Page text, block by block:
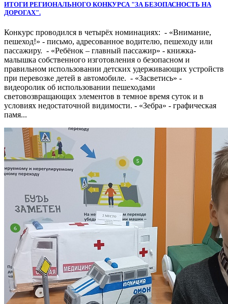
ИТОГИ РЕГИОНАЛЬНОГО КОНКУРСА "ЗА БЕЗОПАСНОСТЬ НА
ДОРОГАХ".
Конкурс проводился в четырёх номинациях: - «Внимание,
пешеход!» - письмо, адресованное водителю, пешеходу или
пассажиру. - «Ребёнок – главный пассажир» - книжка-
малышка собственного изготовления о безопасном и
правильном использовании детских удерживающих устройств
при перевозке детей в автомобиле. - «Засветись» -
видеоролик об использовании пешеходами
световозвращающих элементов в темное время суток и в
условиях недостаточной видимости. - «Зебра» - графическая
памя...